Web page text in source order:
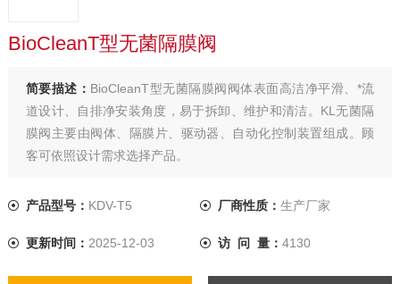
BioCleanT型无菌隔膜阀
简要描述： BioCleanT型无菌隔膜阀阀体表面高洁净平滑、*流
道设计、自排净安装角度，易于拆卸、维护和清洁。KL无菌隔
膜阀主要由阀体、隔膜片、驱动器、自动化控制装置组成。顾
客可依照设计需求选择产品。
产品型号： KDV-T5 厂商性质： 生产厂家
更新时间： 2025-12-03 访 问 量： 4130